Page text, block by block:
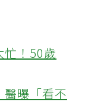
！50歲
曝「看不